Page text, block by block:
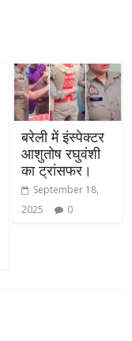
बरेली में इंस्पेक्टर
आशुतोष रघुवंशी
का ट्रांसफर।
September 18,
2025
0